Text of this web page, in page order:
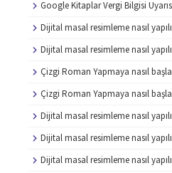
Google Kitaplar Vergi Bilgisi
Dijital masal resimleme nasıl
Dijital masal resimleme nasıl
Çizgi Roman Yapmaya nasıl
Çizgi Roman Yapmaya nasıl
Dijital masal resimleme nasıl
Dijital masal resimleme nasıl
Dijital masal resimleme nasıl